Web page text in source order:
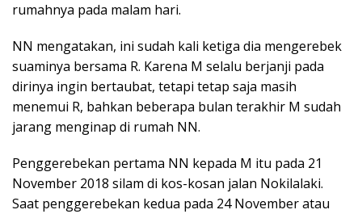
rumahnya pada malam hari.
NN mengatakan, ini sudah kali ketiga dia mengerebek
suaminya bersama R. Karena M selalu berjanji pada
dirinya ingin bertaubat, tetapi tetap saja masih
menemui R, bahkan beberapa bulan terakhir M sudah
jarang menginap di rumah NN.
Penggerebekan pertama NN kepada M itu pada 21
November 2018 silam di kos-kosan jalan Nokilalaki.
Saat penggerebekan kedua pada 24 November atau